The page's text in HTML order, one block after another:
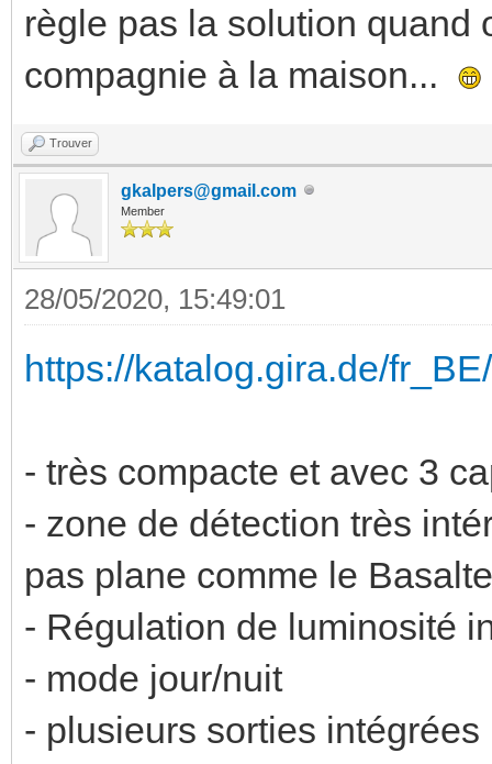
règle pas la solution quand
compagnie à la maison...
Trouver
gkalpers@gmail.com
Member
28/05/2020, 15:49:01
https://katalog.gira.de/
- très compacte et avec 3
- zone de détection très
pas plane comme le Basalte
- Régulation de luminosité
- mode jour/nuit
- plusieurs sorties intégrées